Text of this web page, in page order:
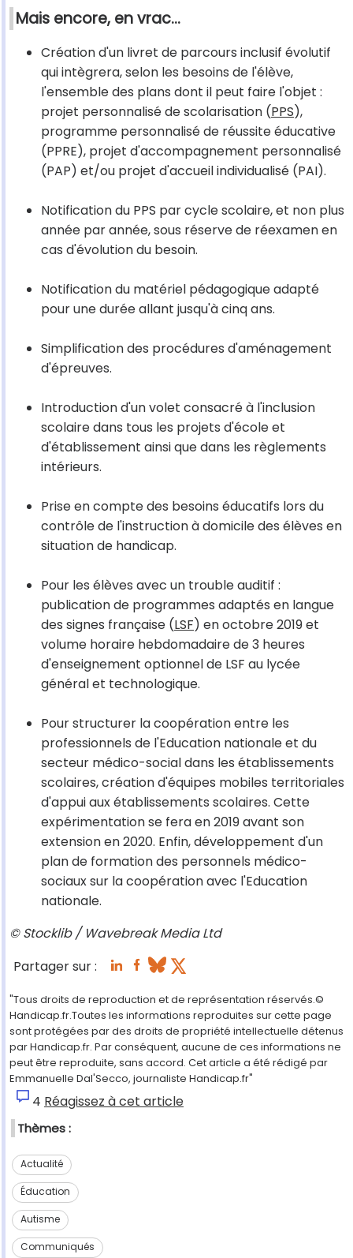
Mais encore, en vrac…
Création d'un livret de parcours inclusif évolutif
qui intègrera, selon les besoins de l'élève,
l'ensemble des plans dont il peut faire l'objet :
projet personnalisé de scolarisation (PPS),
programme personnalisé de réussite éducative
(PPRE), projet d'accompagnement personnalisé
(PAP) et/ou projet d'accueil individualisé (PAI).
Notification du PPS par cycle scolaire, et non plus
année par année, sous réserve de réexamen en
cas d'évolution du besoin.
Notification du matériel pédagogique adapté
pour une durée allant jusqu'à cinq ans.
Simplification des procédures d'aménagement
d'épreuves.
Introduction d'un volet consacré à l'inclusion
scolaire dans tous les projets d'école et
d'établissement ainsi que dans les règlements
intérieurs.
Prise en compte des besoins éducatifs lors du
contrôle de l'instruction à domicile des élèves en
situation de handicap.
Pour les élèves avec un trouble auditif :
publication de programmes adaptés en langue
des signes française (LSF) en octobre 2019 et
volume horaire hebdomadaire de 3 heures
d'enseignement optionnel de LSF au lycée
général et technologique.
Pour structurer la coopération entre les
professionnels de l'Education nationale et du
secteur médico-social dans les établissements
scolaires, création d'équipes mobiles territoriales
d'appui aux établissements scolaires. Cette
expérimentation se fera en 2019 avant son
extension en 2020. Enfin, développement d'un
plan de formation des personnels médico-
sociaux sur la coopération avec l'Education
nationale.
© Stocklib / Wavebreak Media Ltd
Partager sur :
"Tous droits de reproduction et de représentation réservés.©
Handicap.fr.Toutes les informations reproduites sur cette page
sont protégées par des droits de propriété intellectuelle détenus
par Handicap.fr. Par conséquent, aucune de ces informations ne
peut être reproduite, sans accord. Cet article a été rédigé par
Emmanuelle Dal'Secco, journaliste Handicap.fr"
4 Réagissez à cet article
Thèmes :
Actualité
Éducation
Autisme
Communiqués